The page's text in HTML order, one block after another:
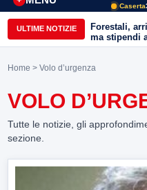
Caserta
ULTIME NOTIZIE
Forestali,
ma stipendi
più
Home > Volo d’urgenza
VOLO
Tutte le notizie, gli
sezione.